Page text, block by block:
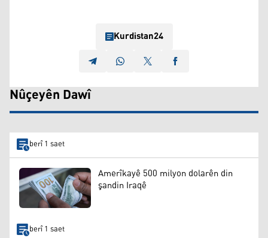
Kurdistan24
Nûçeyên Dawî
berî 1 saet
Amerîkayê 500 milyon dolarên din
şandin Iraqê
berî 1 saet